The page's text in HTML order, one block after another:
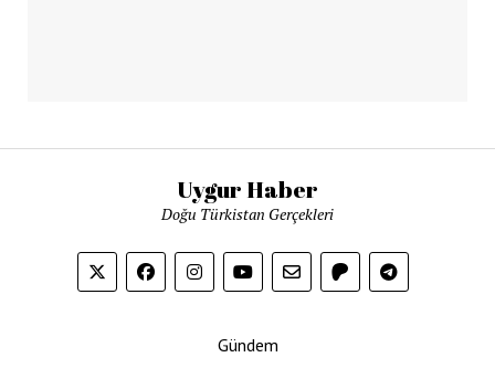
Uygur Haber
Doğu Türkistan Gerçekleri
Gündem